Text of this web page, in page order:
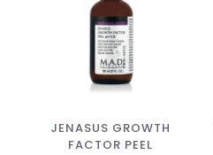
JENASUS GROWTH
FACTOR PEEL